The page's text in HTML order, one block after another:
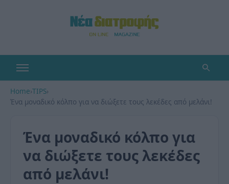
Home›TIPS›
Ένα μοναδικό κόλπο για να διώξετε τους λεκέδες από μελάνι!
Ένα μοναδικό κόλπο για
να διώξετε τους λεκέδες
από μελάνι!